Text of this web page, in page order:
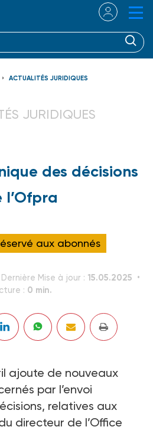
ACTUALITÉS JURIDIQUES
JURIDIQUES
des décisions
l’Ofpra
aux abonnés
Dernière Mise à jour : 15.05.2025
: 0 min.
ajoute de nouveaux
par l’envoi
relatives aux
directeur de l’Office